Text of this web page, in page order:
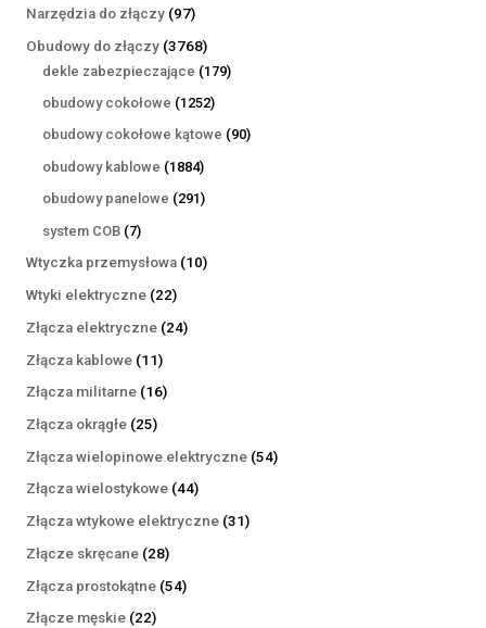
Narzędzia do złączy 9797
produktów
Obudowy do złączy 37683768
produktów
dekle zabezpieczające 179179
obudowy cokołowe 12521252
produkty
obudowy cokołowe kątowe 9090
obudowy kablowe 18841884
produkty
obudowy panelowe 291291
system COB 77
produktów
Wtyczka przemysłowa 1010
Wtyki elektryczne 2222
produkty
Złącza elektryczne 2424
Złącza kablowe 1111
produktów
Złącza militarne 1616
Złącza okrągłe 2525
produktów
Złącza wielopinowe elektryczne 5454
Złącza wielostykowe 4444
produkty
Złącza wtykowe elektryczne 3131
Złącze skręcane 2828
produktów
Złącza prostokątne 5454
Złącze męskie 2222